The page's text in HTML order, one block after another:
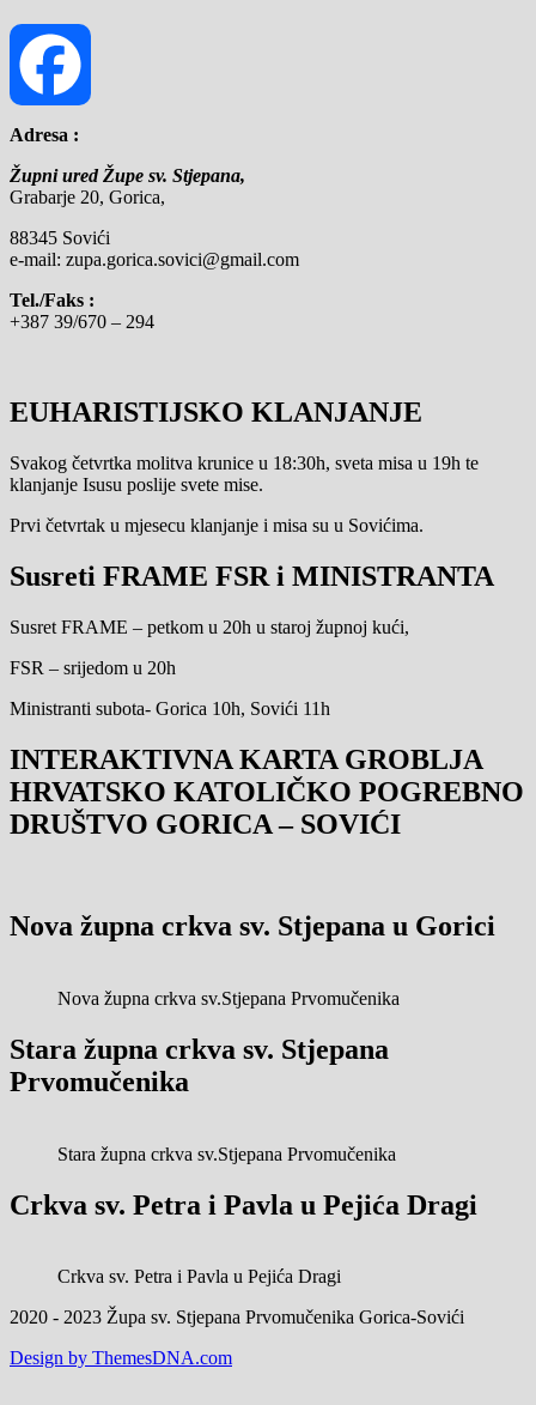
Facebook
Adresa :
Župni ured Župe sv. Stjepana,
Grabarje 20, Gorica,
88345 Sovići
e-mail: zupa.gorica.sovici@gmail.com
Tel./Faks :
+387 39/670 – 294
EUHARISTIJSKO KLANJANJE
Svakog četvrtka molitva krunice u 18:30h, sveta misa u 19h te
klanjanje Isusu poslije svete mise.
Prvi četvrtak u mjesecu klanjanje i misa su u Sovićima.
Susreti FRAME FSR i MINISTRANTA
Susret FRAME – petkom u 20h u staroj župnoj kući,
FSR – srijedom u 20h
Ministranti subota- Gorica 10h, Sovići 11h
INTERAKTIVNA KARTA GROBLJA
HRVATSKO KATOLIČKO POGREBNO
DRUŠTVO GORICA – SOVIĆI
Nova župna crkva sv. Stjepana u Gorici
Nova župna crkva sv.Stjepana Prvomučenika
Stara župna crkva sv. Stjepana
Prvomučenika
Stara župna crkva sv.Stjepana Prvomučenika
Crkva sv. Petra i Pavla u Pejića Dragi
Crkva sv. Petra i Pavla u Pejića Dragi
2020 - 2023 Župa sv. Stjepana Prvomučenika Gorica-Sovići
Design by ThemesDNA.com